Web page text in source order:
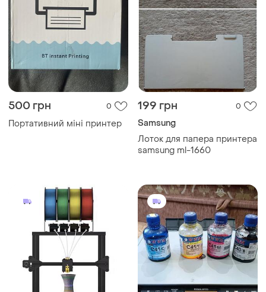
500 грн 0
Портативний міні принтер
199 грн 0
Samsung
Лоток для папера принтера
samsung ml-1660